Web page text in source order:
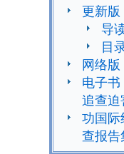
更新版
导
目
网络版
电子书
追查
功国
查报告